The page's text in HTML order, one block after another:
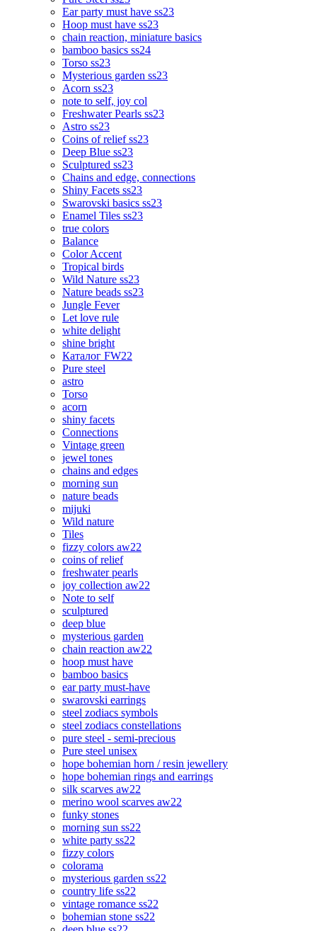
Ear party must have ss23
Hoop must have ss23
chain reaction, miniature basics
bamboo basics ss24
Torso ss23
Mysterious garden ss23
Acorn ss23
note to self, joy col
Freshwater Pearls ss23
Astro ss23
Coins of relief ss23
Deep Blue ss23
Sculptured ss23
Chains and edge, connections
Shiny Facets ss23
Swarovski basics ss23
Enamel Tiles ss23
true colors
Balance
Color Accent
Tropical birds
Wild Nature ss23
Nature beads ss23
Jungle Fever
Let love rule
white delight
shine bright
Каталог FW22
Pure steel
astro
Torso
acorn
shiny facets
Connections
Vintage green
jewel tones
chains and edges
morning sun
nature beads
mijuki
Wild nature
Tiles
fizzy colors aw22
coins of relief
freshwater pearls
joy collection aw22
Note to self
sculptured
deep blue
mysterious garden
chain reaction aw22
hoop must have
bamboo basics
ear party must-have
swarovski earrings
steel zodiacs symbols
steel zodiacs constellations
pure steel - semi-precious
Pure steel unisex
hope bohemian horn / resin jewellery
hope bohemian rings and earrings
silk scarves aw22
merino wool scarves aw22
funky stones
morning sun ss22
white party ss22
fizzy colors
colorama
mysterious garden ss22
country life ss22
vintage romance ss22
bohemian stone ss22